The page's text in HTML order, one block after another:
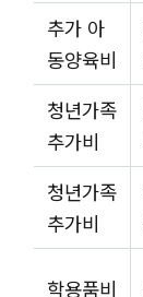
추가 아
동양육비
청년가족
추가비
청년가족
추가비
학용품비